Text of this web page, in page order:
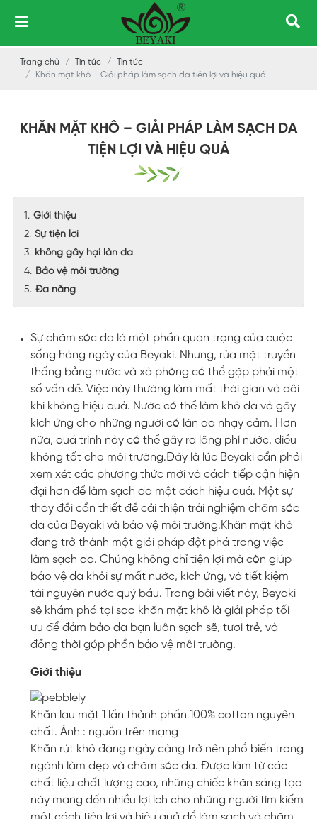
Trang chủ Tin tức
Tin tức
Khăn mặt khô – Giải pháp làm sạch da tiện lợi và hiệu quả
KHĂN MẶT KHÔ – GIẢI PHÁP LÀM SẠCH DA
TIỆN LỢI VÀ HIỆU QUẢ
Giới thiệu
Sự tiện lợi
không gây hại làn da
Bảo vệ môi trường
Đa năng
Sự chăm sóc da là một phần quan trọng của cuộc
sống hàng ngày của Beyaki. Nhưng, rửa mặt truyền
thống bằng nước và xà phòng có thể gặp phải một
số vấn đề. Việc này thường làm mất thời gian và đôi
khi không hiệu quả. Nước có thể làm khô da và gây
kích ứng cho những người có làn da nhạy cảm. Hơn
nữa, quá trình này có thể gây ra lãng phí nước, điều
không tốt cho môi trường.Đây là lúc Beyaki cần phải
xem xét các phương thức mới và cách tiếp cận hiện
đại hơn để làm sạch da một cách hiệu quả. Một sự
thay đổi cần thiết để cải thiện trải nghiệm chăm sóc
da của Beyaki và bảo vệ môi trường.Khăn mặt khô
đang trở thành một giải pháp đột phá trong việc
làm sạch da. Chúng không chỉ tiện lợi mà còn giúp
bảo vệ da khỏi sự mất nước, kích ứng, và tiết kiệm
tài nguyên nước quý báu. Trong bài viết này, Beyaki
sẽ khám phá tại sao khăn mặt khô là giải pháp tối
ưu để đảm bảo da bạn luôn sạch sẽ, tươi trẻ, và
đồng thời góp phần bảo vệ môi trường.
Giới thiệu
Khăn lau mặt 1 lần thành phần 100% cotton nguyên
chất. Ảnh : nguồn trên mạng
Khăn rút khô đang ngày càng trở nên phổ biến trong
ngành làm đẹp và chăm sóc da. Được làm từ các
chất liệu chất lượng cao, những chiếc khăn sáng tạo
này mang đến nhiều lợi ích cho những người tìm kiếm